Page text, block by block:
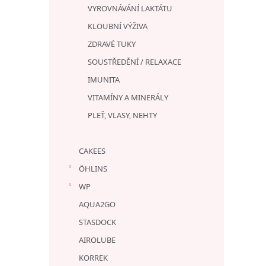
VYROVNÁVÁNÍ LAKTÁTU
KLOUBNÍ VÝŽIVA
ZDRAVÉ TUKY
SOUSTŘEDĚNÍ / RELAXACE
IMUNITA
VITAMÍNY A MINERÁLY
PLEŤ, VLASY, NEHTY
CAKEES
ÖHLINS
WP
AQUA2GO
STASDOCK
AIROLUBE
KORREK